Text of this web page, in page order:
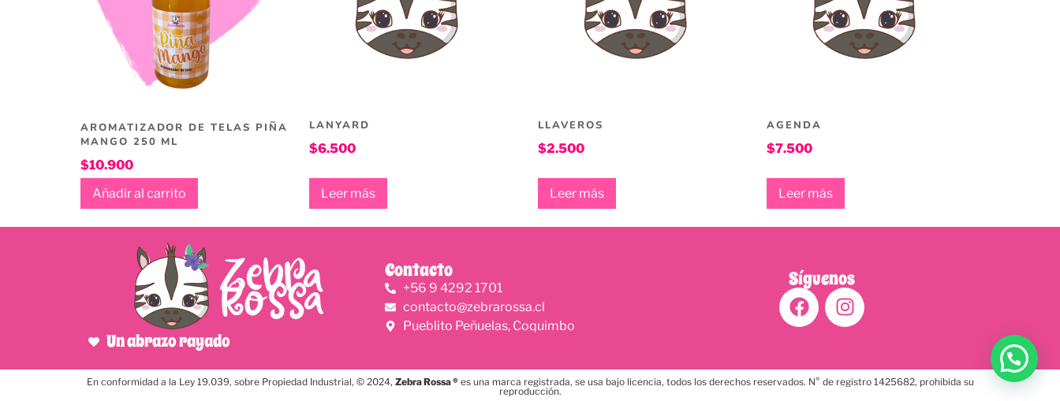
AROMATIZADOR DE TELAS PIÑA
MANGO 250 ML
$10.900
Añadir al carrito
LANYARD
$6.500
Leer más
LLAVEROS
$2.500
Leer más
AGENDA
$7.500
Leer más
Un abrazo rayado
Contacto
+56 9 4292 1701
contacto@zebrarossa.cl
Pueblito Peñuelas, Coquimbo
Síguenos
En conformidad a la Ley 19.039, sobre Propiedad Industrial, © 2024, Zebra Rossa ® es una marca registrada, se usa bajo licencia, todos los derechos reservados. N° de registro 1425682, prohibida su
reproducción.